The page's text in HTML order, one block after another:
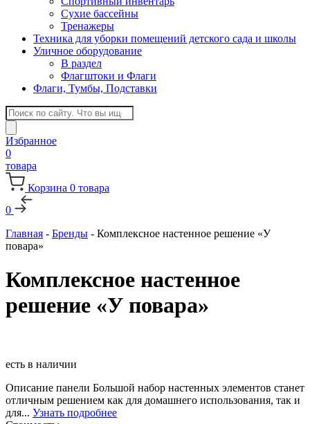
Сухие бассейны
Тренажеры
Техника для уборки помещений детского сада и школы
Уличное оборудование
В раздел
Флагштоки и Флаги
Флаги, Тумбы, Подставки
Поиск
товаров
Избранное
0
товара
Корзина 0 товара
0
Главная - Бренды - Комплексное настенное решение «У
повара»
Комплексное настенное
решение «У повара»
есть в наличии
Описание панели Большой набор настенных элементов станет
отличным решением как для домашнего использования, так и
для... Узнать подробнее